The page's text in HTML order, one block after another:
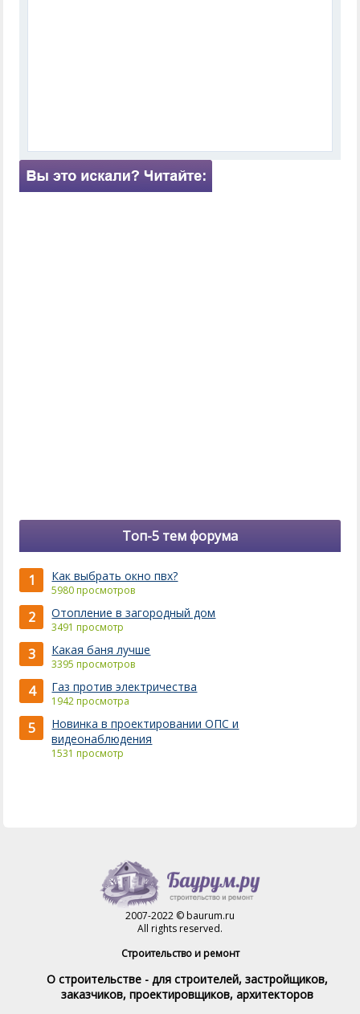
Топ-5 тем форума
1 Как выбрать окно пвх?
5980 просмотров
2 Отопление в загородный дом
3491 просмотр
3 Какая баня лучше
3395 просмотров
4 Газ против электричества
1942 просмотра
5
Новинка в проектировании ОПС и
видеонаблюдения
1531 просмотр
2007-2022 © baurum.ru
All rights reserved.
Строительство и ремонт
О строительстве - для строителей, застройщиков,
заказчиков, проектировщиков, архитекторов